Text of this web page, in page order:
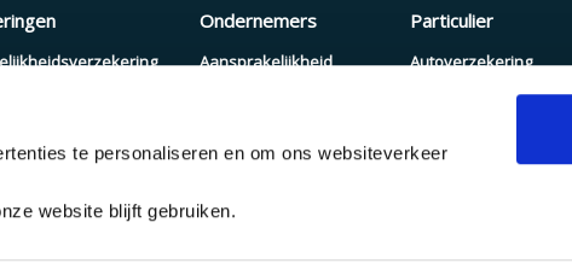
te personaliseren en om ons websiteverkeer
website blijft gebruiken.
Ondernemers
Aansprakelijkheid
Particulier
Autoverzekering
Pakketverzekering
Zorgverzekering